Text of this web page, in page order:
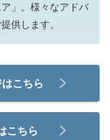
」。様々なアドバ
供します。
こちら
こちら